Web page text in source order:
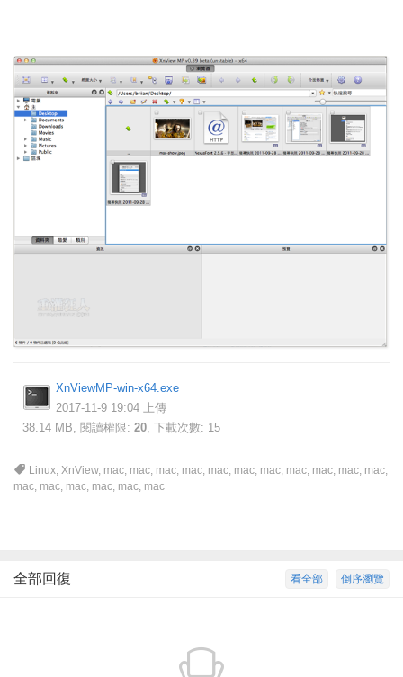
XnViewMP-win-x64.exe
2017-11-9 19:04 上傳
38.14 MB, 閱讀權限: 20, 下載次數: 15
Linux,XnView, mac, mac, mac, mac, mac, mac, mac, mac, mac, mac, mac,
mac, mac, mac, mac, mac, mac
倒序瀏覽
看全部
全部回復